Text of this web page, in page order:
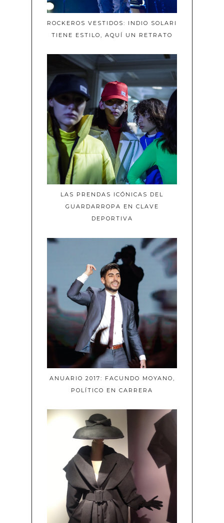
ROCKEROS VESTIDOS: INDIO SOLARI
TIENE ESTILO, AQUÍ UN RETRATO
LAS PRENDAS ICÓNICAS DEL
GUARDARROPA EN CLAVE
DEPORTIVA
ANUARIO 2017: FACUNDO MOYANO,
POLÍTICO EN CARRERA